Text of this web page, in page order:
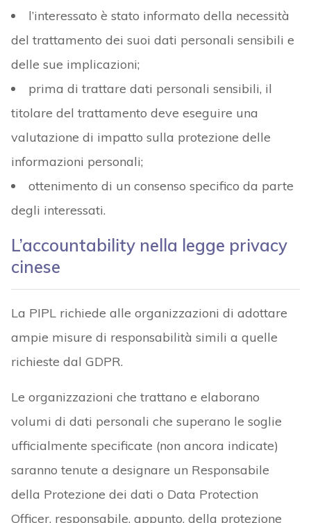
l’interessato è stato informato della necessità
del trattamento dei suoi dati personali sensibili e
delle sue implicazioni;
prima di trattare dati personali sensibili, il
titolare del trattamento deve eseguire una
valutazione di impatto sulla protezione delle
informazioni personali;
ottenimento di un consenso specifico da parte
degli interessati.
L’accountability nella legge privacy
cinese
La PIPL richiede alle organizzazioni di adottare
ampie misure di responsabilità simili a quelle
richieste dal GDPR.
Le organizzazioni che trattano e elaborano
volumi di dati personali che superano le soglie
ufficialmente specificate (non ancora indicate)
saranno tenute a designare un Responsabile
della Protezione dei dati o Data Protection
Officer, responsabile, appunto, della protezione